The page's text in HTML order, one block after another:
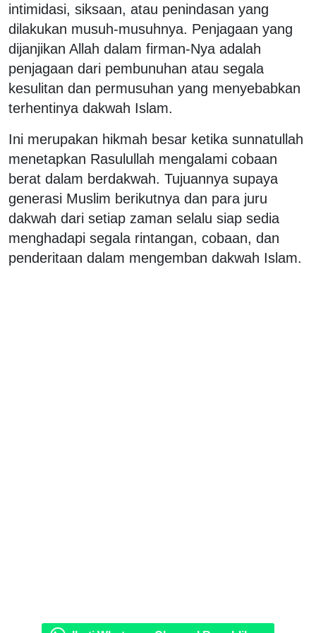
intimidasi, siksaan, atau penindasan yang
dilakukan musuh-musuhnya. Penjagaan yang
dijanjikan Allah dalam firman-Nya adalah
penjagaan dari pembunuhan atau segala
kesulitan dan permusuhan yang menyebabkan
terhentinya dakwah Islam.
Ini merupakan hikmah besar ketika sunnatullah
menetapkan Rasulullah mengalami cobaan
berat dalam berdakwah. Tujuannya supaya
generasi Muslim berikutnya dan para juru
dakwah dari setiap zaman selalu siap sedia
menghadapi segala rintangan, cobaan, dan
penderitaan dalam mengemban dakwah Islam.